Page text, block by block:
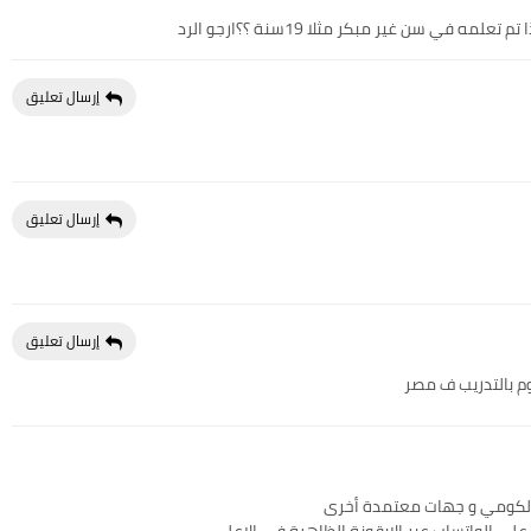
في سن غير مبكر مثلا 19سنة ؟؟ارجو الرد
إرسال تعليق
إرسال تعليق
بالتدريب ف مصر
إرسال تعليق
و جهات معتمدة أخرى